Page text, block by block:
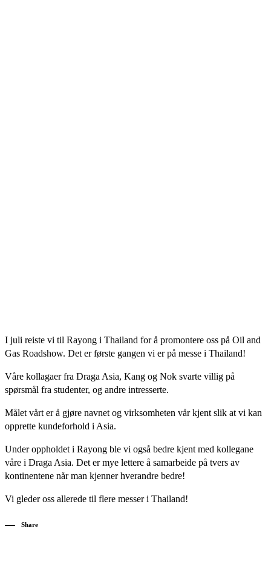
I juli reiste vi til Rayong i Thailand for å promontere oss på Oil and
Gas Roadshow. Det er første gangen vi er på messe i Thailand!
Våre kollagaer fra Draga Asia, Kang og Nok svarte villig på
spørsmål fra studenter, og andre intresserte.
Målet vårt er å gjøre navnet og virksomheten vår kjent slik at vi kan
opprette kundeforhold i Asia.
Under oppholdet i Rayong ble vi også bedre kjent med kollegane
våre i Draga Asia. Det er mye lettere å samarbeide på tvers av
kontinentene når man kjenner hverandre bedre!
Vi gleder oss allerede til flere messer i Thailand!
Share